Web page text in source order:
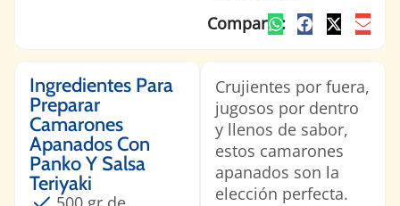
Comparte:
Crujientes por fuera,
jugosos por dentro
y llenos de sabor,
estos camarones
apanados son la
elección perfecta.
Ingredientes Para
Preparar
Camarones
Apanados Con
Panko Y Salsa
Teriyaki